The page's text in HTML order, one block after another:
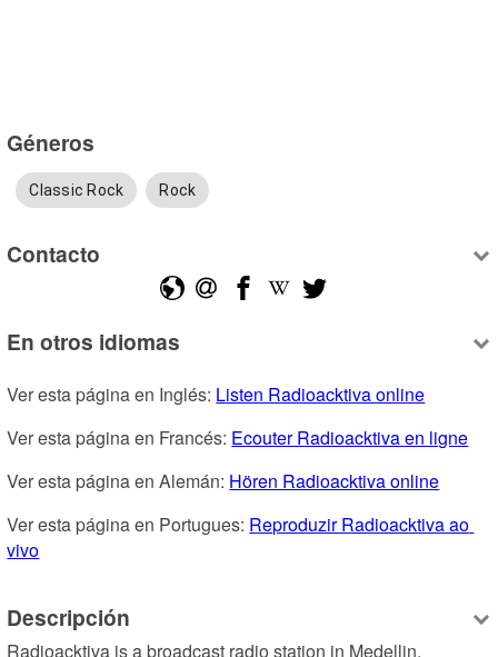
Géneros
Classic Rock Rock
Contacto
En otros idiomas
Ver esta página en Inglés: Listen Radioacktiva online
Ver esta página en Francés: Ecouter Radioacktiva en ligne
Ver esta página en Alemán: Hören Radioacktiva online
Ver esta página en Portugues: Reproduzir Radioacktiva ao
vivo
Descripción
Radioacktiva is a broadcast radio station in Medellin,